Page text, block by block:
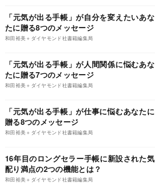
「元気が出る手帳」が自分を変えたいあな
たに贈る8つのメッセージ
和田裕美＋ダイヤモンド社書籍編集局
「元気が出る手帳」が人間関係に悩むあな
たに贈る7つのメッセージ
和田裕美＋ダイヤモンド社書籍編集局
「元気が出る手帳」が仕事に悩むあなたに
贈る8つのメッセージ
和田裕美＋ダイヤモンド社書籍編集局
16年目のロングセラー手帳に新設された気
配り満点の2つの機能とは？
和田裕美＋ダイヤモンド社書籍編集局